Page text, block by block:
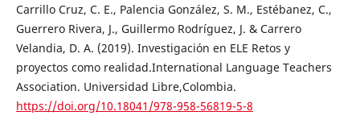
Carrillo Cruz, C. E., Palencia González, S. M., Estébanez, C.,
Guerrero Rivera, J., Guillermo Rodríguez, J. & Carrero
Velandia, D. A. (2019). Investigación en ELE Retos y
proyectos como realidad.International Language Teachers
Association. Universidad Libre,Colombia.
https://doi.org/10.18041/978-958-56819-5-8